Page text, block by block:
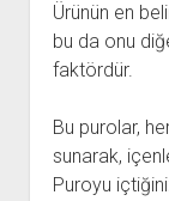
Ürünün en
bu da onu
faktördür.
Bu purolar,
sunarak,
Puroyu